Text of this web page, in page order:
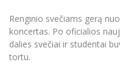
Renginio svečiams gerą
koncertas. Po oficialios
dalies svečiai ir studentai
tortu.